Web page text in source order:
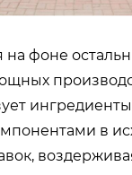
фоне
в